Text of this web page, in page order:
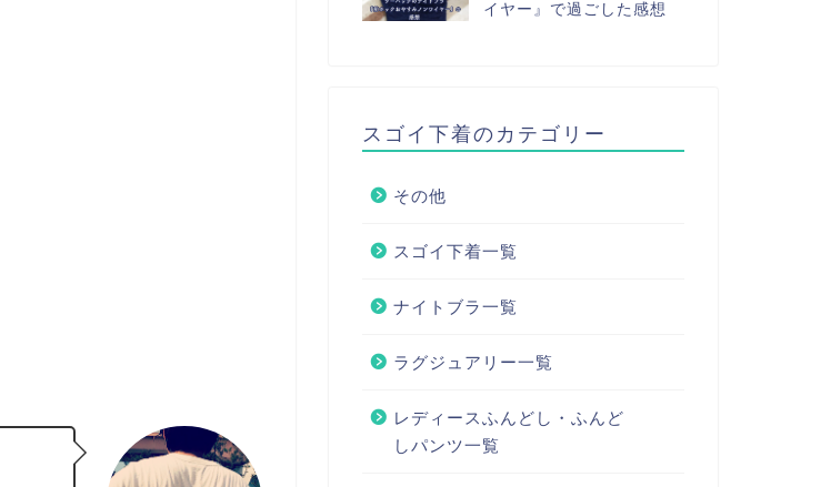
イヤー』で過ごした感想
スゴイ下着のカテゴリー
その他
スゴイ下着一覧
ナイトブラ一覧
ラグジュアリー一覧
レディースふんどし・ふんど
しパンツ一覧